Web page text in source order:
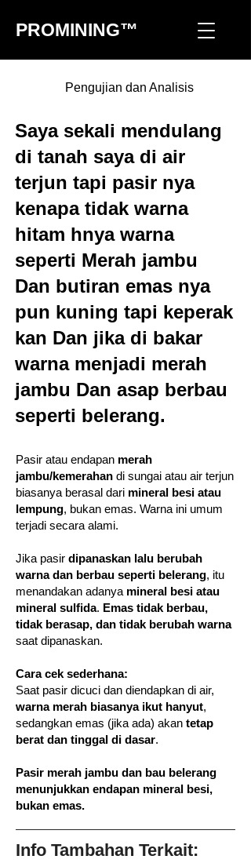
PROMINING™
Pengujian dan Analisis
Saya sekali mendulang
di tanah saya di air
terjun tapi pasir nya
kenapa tidak warna
hitam hnya warna
seperti Merah jambu
Dan butiran emas nya
pun kuning tapi keperak
kan Dan jika di bakar
warna menjadi merah
jambu Dan asap berbau
seperti belerang.
Pasir atau endapan merah
jambu/kemerahan di sungai atau air terjun
biasanya berasal dari mineral besi atau
lempung, bukan emas. Warna ini umum
terjadi secara alami.
Jika pasir dipanaskan lalu berubah
warna dan berbau seperti belerang, itu
menandakan adanya mineral besi atau
mineral sulfida. Emas tidak berbau,
tidak berasap, dan tidak berubah warna
saat dipanaskan.
Cara cek sederhana:
Saat pasir dicuci dan diendapkan di air,
warna merah biasanya ikut hanyut,
sedangkan emas (jika ada) akan tetap
berat dan tinggal di dasar.
Pasir merah jambu dan bau belerang
menunjukkan endapan mineral besi,
bukan emas.
Info Tambahan Terkait: